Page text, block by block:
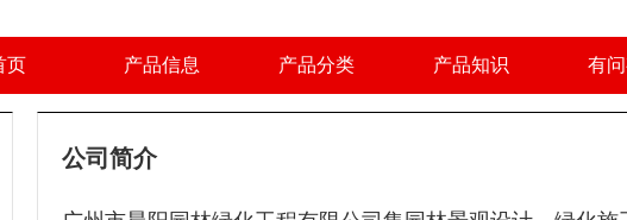
页 产品信息 产品分类 产品知识 有
公司简介